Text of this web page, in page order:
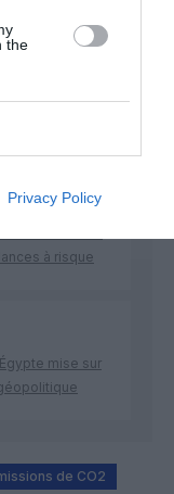
the
Privacy Policy
à risque
mise sur
de CO2